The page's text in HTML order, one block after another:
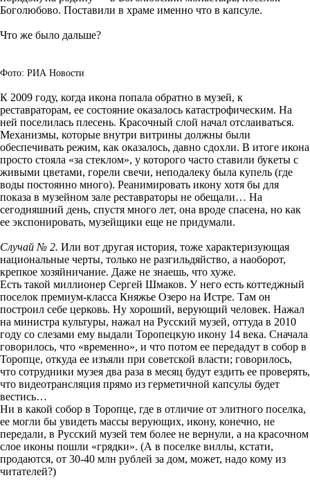
Боголюбово. Поставили в храме именно что в капсуле.
Что же было дальше?
Фото: РИА Новости
К 2009 году, когда икона попала обратно в музей, к
реставраторам, ее состояние оказалось катастрофическим. На
ней поселилась плесень. Красочный слой начал отслаиваться.
Механизмы, которые внутри витрины должны были
обеспечивать режим, как оказалось, давно сдохли. В итоге икона
просто стояла «за стеклом», у которого часто ставили букеты с
живыми цветами, горели свечи, неподалеку была купель (где
воды постоянно много). Реанимировать икону хотя бы для
показа в музейном зале реставраторы не обещали… На
сегодняшний день, спустя много лет, она вроде спасена, но как
ее экспонировать, музейщики еще не придумали.
Случай № 2. Или вот другая история, тоже характеризующая
национальные черты, только не разгильдяйство, а наоборот,
крепкое хозяйничание. Даже не знаешь, что хуже.
Есть такой миллионер Сергей Шмаков. У него есть коттеджный
поселок премиум-класса Княжье Озеро на Истре. Там он
построил себе церковь. Ну хороший, верующий человек. Нажал
на министра культуры, нажал на Русский музей, оттуда в 2010
году со слезами ему выдали Торопецкую икону 14 века. Сначала
говорилось, что «временно», и что потом ее передадут в собор в
Торопце, откуда ее изъяли при советской власти; говорилось,
что сотрудники музея два раза в месяц будут ездить ее проверять,
что видеотрансляция прямо из герметичной капсулы будет
вестись…
Ни в какой собор в Торопце, где в отличие от элитного поселка,
ее могли бы увидеть массы верующих, икону, конечно, не
передали, в Русский музей тем более не вернули, а на красочном
слое иконы пошли «грядки». (А в поселке виллы, кстати,
продаются, от 30-40 млн рублей за дом, может, надо кому из
читателей?)